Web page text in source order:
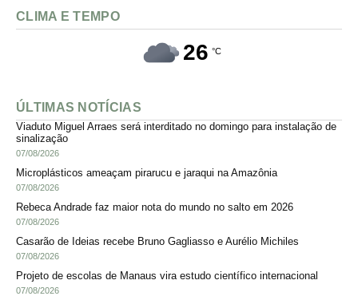
CLIMA E TEMPO
26 °C
ÚLTIMAS NOTÍCIAS
Viaduto Miguel Arraes será interditado no domingo para instalação de
sinalização
07/08/2026
Microplásticos ameaçam pirarucu e jaraqui na Amazônia
07/08/2026
Rebeca Andrade faz maior nota do mundo no salto em 2026
07/08/2026
Casarão de Ideias recebe Bruno Gagliasso e Aurélio Michiles
07/08/2026
Projeto de escolas de Manaus vira estudo científico internacional
07/08/2026